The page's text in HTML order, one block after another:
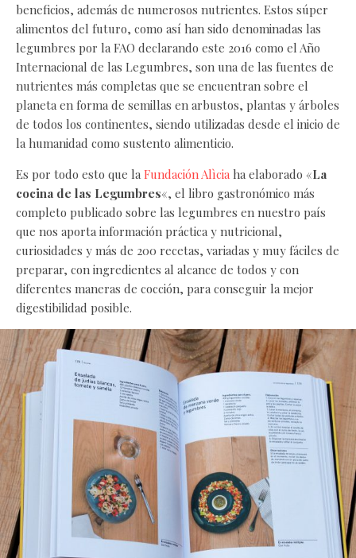
beneficios, además de numerosos nutrientes. Estos súper
alimentos del futuro, como así han sido denominadas las
legumbres por la FAO declarando este 2016 como el Año
Internacional de las Legumbres, son una de las fuentes de
nutrientes más completas que se encuentran sobre el
planeta en forma de semillas en arbustos, plantas y árboles
de todos los continentes, siendo utilizadas desde el inicio de
la humanidad como sustento alimenticio.
Es por todo esto que la Fundación Alìcia ha elaborado «La
cocina de las Legumbres«, el libro gastronómico más
completo publicado sobre las legumbres en nuestro país
que nos aporta información práctica y nutricional,
curiosidades y más de 200 recetas, variadas y muy fáciles de
preparar, con ingredientes al alcance de todos y con
diferentes maneras de cocción, para conseguir la mejor
digestibilidad posible.